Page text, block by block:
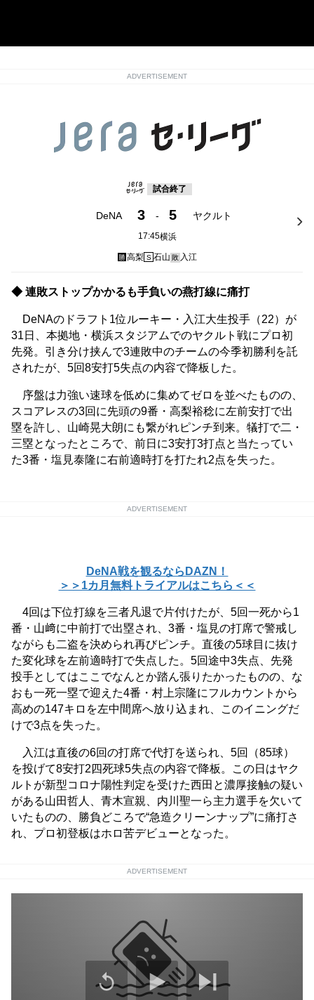
ADVERTISEMENT
試合終了
DeNA 3 - 5 ヤクルト
17:45横浜
勝高梨 S 石山 敗 入江
◆ 連敗ストップかかるも手負いの燕打線に痛打
DeNAのドラフト1位ルーキー・入江大生投手（22）が
31日、本拠地・横浜スタジアムでのヤクルト戦にプロ初
先発。引き分け挟んで3連敗中のチームの今季初勝利を託
されたが、5回8安打5失点の内容で降板した。
序盤は力強い速球を低めに集めてゼロを並べたものの、
スコアレスの3回に先頭の9番・高梨裕稔に左前安打で出
塁を許し、山崎晃大朗にも繋がれピンチ到来。犠打で二・
三塁となったところで、前日に3安打3打点と当たってい
た3番・塩見泰隆に右前適時打を打たれ2点を失った。
ADVERTISEMENT
DeNA戦を観るならDAZN！
＞＞1カ月無料トライアルはこちら＜＜
4回は下位打線を三者凡退で片付けたが、5回一死から1
番・山﨑に中前打で出塁され、3番・塩見の打席で警戒し
ながらも二盗を決められ再びピンチ。直後の5球目に抜け
た変化球を左前適時打で失点した。5回途中3失点、先発
投手としてはここでなんとか踏ん張りたかったものの、な
おも一死一塁で迎えた4番・村上宗隆にフルカウントから
高めの147キロを左中間席へ放り込まれ、このイニングだ
けで3点を失った。
入江は直後の6回の打席で代打を送られ、5回（85球）
を投げて8安打2四死球5失点の内容で降板。この日はヤク
ルトが新型コロナ陽性判定を受けた西田と濃厚接触の疑い
がある山田哲人、青木宣親、内川聖一ら主力選手を欠いて
いたものの、勝負どころで“急造クリーンナップ”に痛打さ
れ、プロ初登板はホロ苦デビューとなった。
ADVERTISEMENT